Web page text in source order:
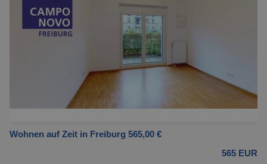
Wohnen auf Zeit in Freiburg 565,00 €
565 EUR